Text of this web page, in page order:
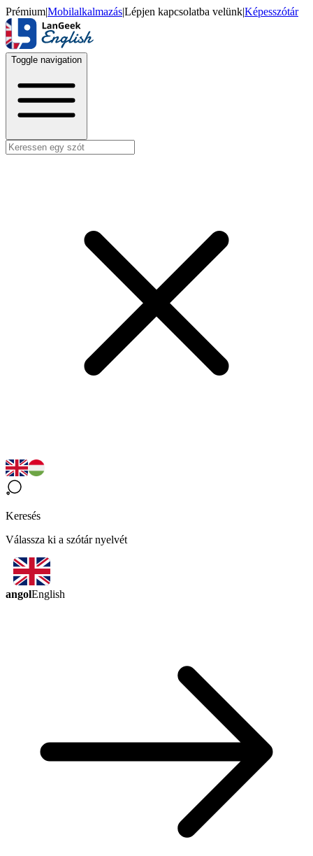
Prémium|Mobilalkalmazás|Lépjen kapcsolatba velünk|Képesszótár
Toggle navigation
Keresés
Válassza ki a szótár nyelvét
angolEnglish